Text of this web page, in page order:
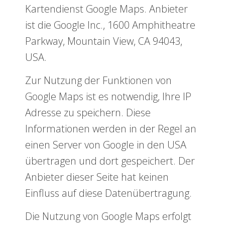
Kartendienst Google Maps. Anbieter
ist die Google Inc., 1600 Amphitheatre
Parkway, Mountain View, CA 94043,
USA.
Zur Nutzung der Funktionen von
Google Maps ist es notwendig, Ihre IP
Adresse zu speichern. Diese
Informationen werden in der Regel an
einen Server von Google in den USA
übertragen und dort gespeichert. Der
Anbieter dieser Seite hat keinen
Einfluss auf diese Datenübertragung.
Die Nutzung von Google Maps erfolgt